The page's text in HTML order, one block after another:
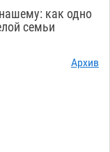
выезда
видео
многоэтажки
сварщиков
как одно
семьи
Архив